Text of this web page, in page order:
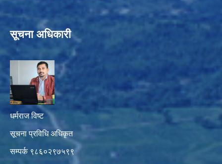
सूचना अधिकारी
धर्मराज विष्ट
सूचना प्रविधि अधिकृत
सम्पर्क ९८६०२९७५९९